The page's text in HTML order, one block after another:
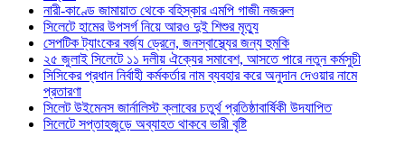
নারী-কাণ্ডে জামায়াত থেকে বহিস্কার এমপি গাজী নজরুল
সিলেটে হামের উপসর্গ নিয়ে আরও দুই শিশুর মৃত্যু
সেপটিক ট্যাংকের বর্জ্য ড্রেনে, জনস্বাস্থ্যের জন্য হুমকি
২৫ জুলাই সিলেটে ১১ দলীয় ঐক্যের সমাবেশ, আসতে পারে নতুন কর্মসুচী
সিসিকের প্রধান নির্বাহী কর্মকর্তার নাম ব্যবহার করে অনুদান দেওয়ার নামে
প্রতারণা
সিলেট উইমেনস জার্নালিস্ট ক্লাবের চতুর্থ প্রতিষ্ঠাবার্ষিকী উদযাপিত
সিলেটে সপ্তাহজুড়ে অব্যাহত থাকবে ভারী বৃষ্টি